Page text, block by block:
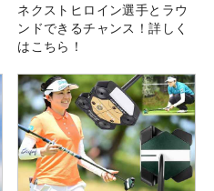
ネクストヒロイン選手とラウ
ンドできるチャンス！詳しく
はこちら！